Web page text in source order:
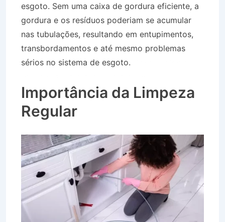
esgoto. Sem uma caixa de gordura eficiente, a
gordura e os resíduos poderiam se acumular
nas tubulações, resultando em entupimentos,
transbordamentos e até mesmo problemas
sérios no sistema de esgoto.
Importância da Limpeza
Regular